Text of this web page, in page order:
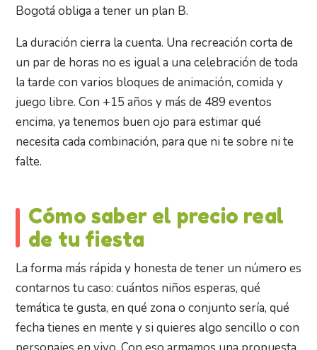
Bogotá obliga a tener un plan B.
La duración cierra la cuenta. Una recreación corta de
un par de horas no es igual a una celebración de toda
la tarde con varios bloques de animación, comida y
juego libre. Con +15 años y más de 489 eventos
encima, ya tenemos buen ojo para estimar qué
necesita cada combinación, para que ni te sobre ni te
falte.
Cómo saber el precio real
de tu fiesta
La forma más rápida y honesta de tener un número es
contarnos tu caso: cuántos niños esperas, qué
temática te gusta, en qué zona o conjunto sería, qué
fecha tienes en mente y si quieres algo sencillo o con